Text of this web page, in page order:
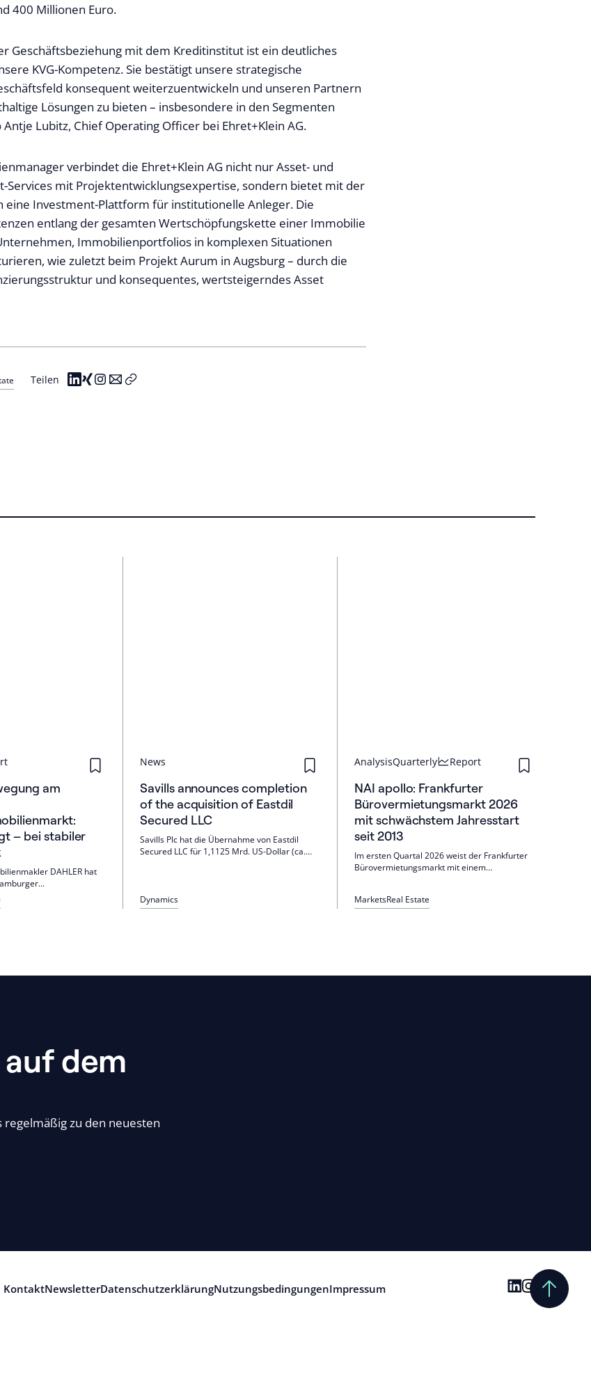
400 Millionen Euro.
Geschäftsbeziehung mit dem Kreditinstitut ist ein deutliches
KVG-Kompetenz. Sie bestätigt unsere strategische
konsequent weiterzuentwickeln und unseren Partnern
Lösungen zu bieten – insbesondere in den Segmenten
Antje Lubitz, Chief Operating Officer bei Ehret+Klein AG.
verbindet die Ehret+Klein AG nicht nur Asset- und
Services mit Projektentwicklungsexpertise, sondern bietet mit der
eine Investment-Plattform für institutionelle Anleger. Die
entlang der gesamten Wertschöpfungskette einer Immobilie
Immobilienportfolios in komplexen Situationen
wie zuletzt beim Projekt Aurum in Augsburg – durch die
und konsequentes, wertsteigerndes Asset
Teilen
am
– bei stabiler
DAHLER hat
durchgeführt und
Angebot an
News
Savills announces completion
of the acquisition of Eastdil
Secured LLC
Savills Plc hat die Übernahme von Eastdil
Secured LLC für 1,1125 Mrd. US-Dollar (ca.
(~16%). Führung bestätigt; Standorte in New
York, Santa Monica und London.
Dynamics
AnalysisQuarterly Report
NAI apollo: Frankfurter
Bürovermietungsmarkt 2026
mit schwächstem Jahresstart
seit 2013
Im ersten Quartal 2026 weist der Frankfurter
Bürovermietungsmarkt mit einem
Eine gedämpfte Nutzernachfrage, vor allem
MarketsReal Estate
dem
regelmäßig zu den neuesten
KontaktNewsletterDatenschutzerklärungNutzungsbedingungenImpressum